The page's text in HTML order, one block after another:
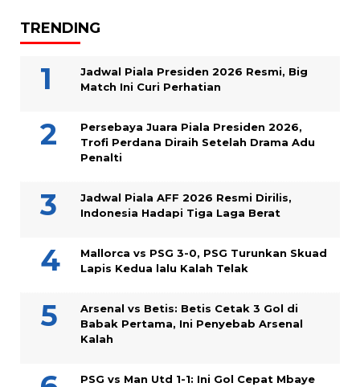
TRENDING
Jadwal Piala Presiden 2026 Resmi, Big
Match Ini Curi Perhatian
Persebaya Juara Piala Presiden 2026,
Trofi Perdana Diraih Setelah Drama Adu
Penalti
Jadwal Piala AFF 2026 Resmi Dirilis,
Indonesia Hadapi Tiga Laga Berat
Mallorca vs PSG 3-0, PSG Turunkan Skuad
Lapis Kedua lalu Kalah Telak
Arsenal vs Betis: Betis Cetak 3 Gol di
Babak Pertama, Ini Penyebab Arsenal
Kalah
PSG vs Man Utd 1-1: Ini Gol Cepat Mbaye